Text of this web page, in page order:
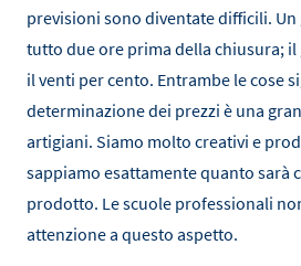
previsioni sono diventate difficili.
tutto due ore prima della chiusura;
il venti per cento. Entrambe le cose
determinazione dei prezzi è una
artigiani. Siamo molto creativi e
sappiamo esattamente quanto sarà
prodotto. Le scuole professionali
attenzione a questo aspetto.